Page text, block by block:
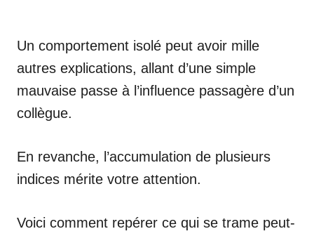
Un comportement isolé peut avoir mille
autres explications, allant d’une simple
mauvaise passe à l’influence passagère d’un
collègue.
En revanche, l’accumulation de plusieurs
indices mérite votre attention.
Voici comment repérer ce qui se trame peut-